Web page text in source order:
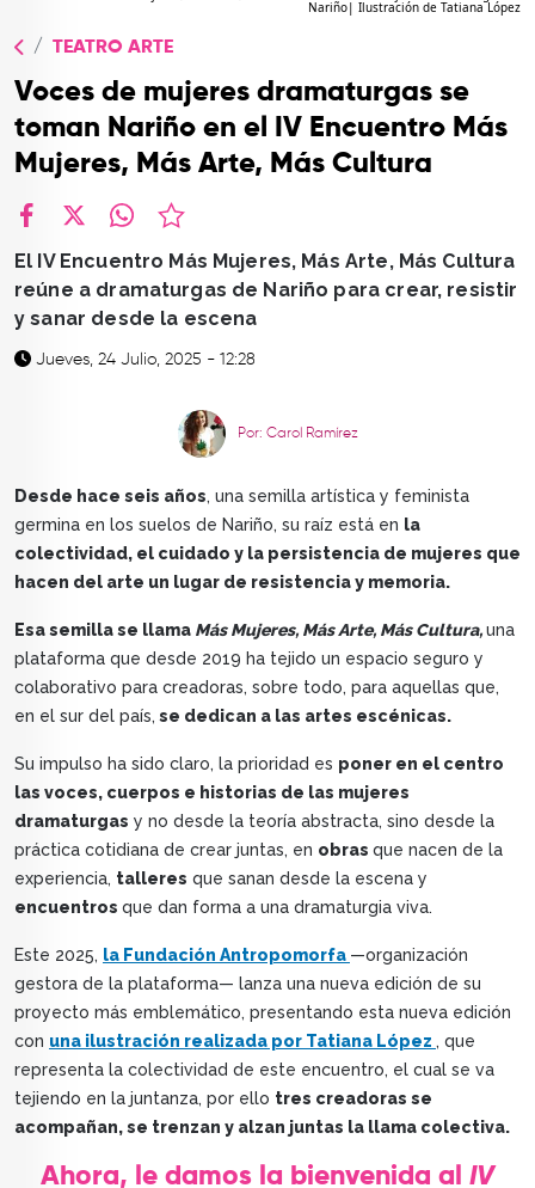
Nariño| Ilustración de Tatiana López
TEATRO ARTE
Voces de mujeres dramaturgas se
toman Nariño en el IV Encuentro Más
Mujeres, Más Arte, Más Cultura
El IV Encuentro Más Mujeres, Más Arte, Más Cultura
reúne a dramaturgas de Nariño para crear, resistir
y sanar desde la escena
Jueves, 24 Julio, 2025 - 12:28
Por: Carol Ramírez
Desde hace seis años, una semilla artística y feminista
germina en los suelos de Nariño, su raíz está en la
colectividad, el cuidado y la persistencia de mujeres que
hacen del arte un lugar de resistencia y memoria.
Esa semilla se llama Más Mujeres, Más Arte, Más Cultura,una
plataforma que desde 2019 ha tejido un espacio seguro y
colaborativo para creadoras, sobre todo, para aquellas que,
en el sur del país, se dedican a las artes escénicas.
Su impulso ha sido claro, la prioridad es poner en el centro
las voces, cuerpos e historias de las mujeres
dramaturgas y no desde la teoría abstracta, sino desde la
práctica cotidiana de crear juntas, en obras que nacen de la
experiencia, talleres que sanan desde la escena y
encuentros que dan forma a una dramaturgia viva.
Este 2025, la Fundación Antropomorfa —organización
gestora de la plataforma— lanza una nueva edición de su
proyecto más emblemático, presentando esta nueva edición
con una ilustración realizada por Tatiana López , que
representa la colectividad de este encuentro, el cual se va
tejiendo en la juntanza, por ello tres creadoras se
acompañan, se trenzan y alzan juntas la llama colectiva.
Ahora, le damos la bienvenida al IV